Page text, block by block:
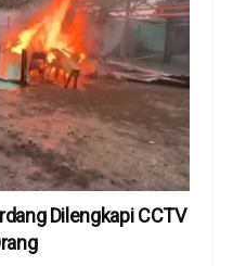
Dilengkapi CCTV